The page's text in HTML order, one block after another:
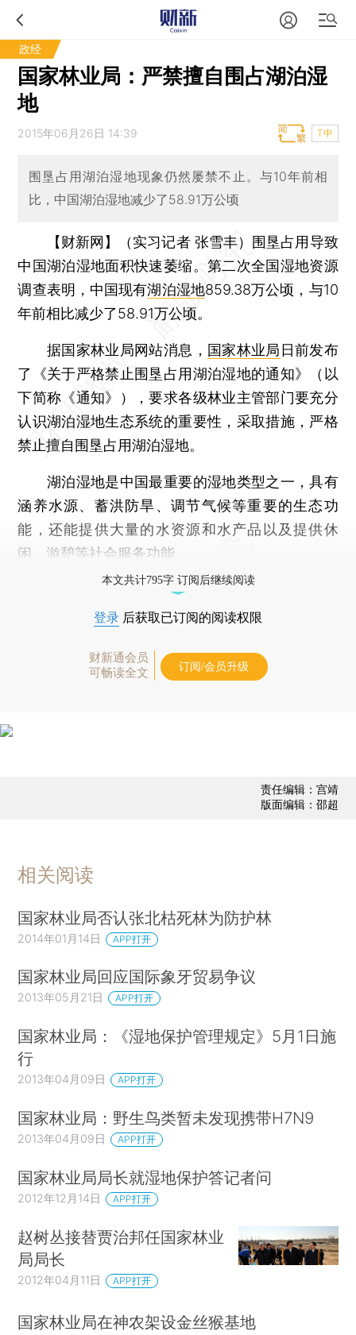
政经
国家林业局：严禁擅自围占湖泊湿
地
2015年06月26日 14:39 T中
围垦占用湖泊湿地现象仍然屡禁不止。与10年前相
比，中国湖泊湿地减少了58.91万公顷
【财新网】（实习记者 张雪丰） 围垦占用导致
中国湖泊湿地面积快速萎缩。第二次全国湿地资源
调查表明，中国现有湖泊湿地859.38万公顷，与10
年前相比减少了58.91万公顷。
据国家林业局网站消息， 国家林业局 日前发布
了《关于严格禁止围垦占用湖泊湿地的通知》（以
下简称《通知》），要求各级林业主管部门要充分
认识湖泊湿地生态系统的重要性，采取措施，严格
禁止擅自围垦占用湖泊湿地。
湖泊湿地是中国最重要的湿地类型之一，具有
涵养水源、蓄洪防旱、调节气候等重要的生态功
能，还能提供大量的水资源和水产品以及提供休
闲、游憩等社会服务功能。
本文共计795字 订阅后继续阅读
登录 后获取已订阅的阅读权限
财新通会员
可畅读全文
订阅/会员升级
责任编辑：宫靖
版面编辑：邵超
相关阅读
国家林业局否认张北枯死林为防护林
2014年01月14日 APP打开
国家林业局回应国际象牙贸易争议
2013年05月21日 APP打开
国家林业局：《湿地保护管理规定》5月1日施
行
2013年04月09日 APP打开
国家林业局：野生鸟类暂未发现携带H7N9
2013年04月09日 APP打开
国家林业局局长就湿地保护答记者问
2012年12月14日 APP打开
赵树丛接替贾治邦任国家林业
局局长
2012年04月11日 APP打开
国家林业局在神农架设金丝猴基地